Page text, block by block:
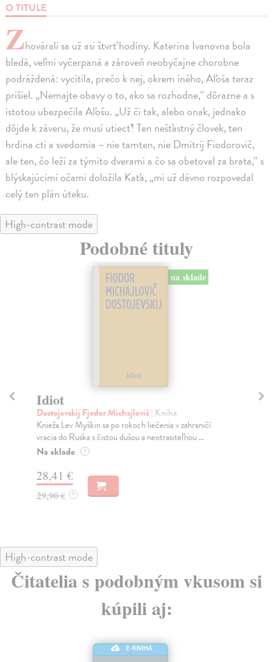
O TITULE
Zhovárali sa už asi štvrť hodiny. Katerina Ivanovna bola
bledá, veľmi vyčerpaná a zároveň neobyčajne chorobne
podráždená: vycítila, prečo k nej, okrem iného, Aľoša teraz
prišiel. „Nemajte obavy o to, ako sa rozhodne,“ dôrazne a s
istotou ubezpečila Aľošu. „Už či tak, alebo onak, jednako
dôjde k záveru, že musí utiecť! Ten nešťastný človek, ten
hrdina cti a svedomia – nie tamten, nie Dmitrij Fiodorovič,
ale ten, čo leží za týmito dverami a čo sa obetoval za brata,“ s
blýskajúcimi očami doložila Kaťa, „mi už dávno rozpovedal
celý ten plán úteku.
High-contrast mode
Podobné tituly
na sklade
Idiot
Dostojevskij Fjodor Michajlovič| Kniha
Knieža Lev Myškin sa po rokoch liečenia v zahraničí
vracia do Ruska s čistou dušou a neotrasiteľnou ...
Na sklade ?
28,41 €
29,90 € ?
High-contrast mode
Čitatelia s podobným vkusom si
kúpili aj:
E-KNIHA